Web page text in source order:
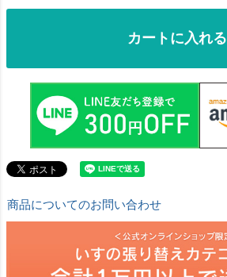
カートに入れる
商品についてのお問い合わせ